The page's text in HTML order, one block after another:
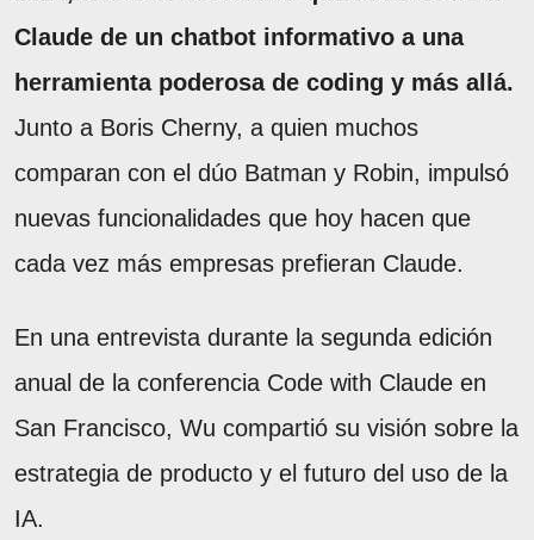
Claude de un chatbot informativo a una
herramienta poderosa de coding y más allá.
Junto a Boris Cherny, a quien muchos
comparan con el dúo Batman y Robin, impulsó
nuevas funcionalidades que hoy hacen que
cada vez más empresas prefieran Claude.
En una entrevista durante la segunda edición
anual de la conferencia Code with Claude en
San Francisco, Wu compartió su visión sobre la
estrategia de producto y el futuro del uso de la
IA.